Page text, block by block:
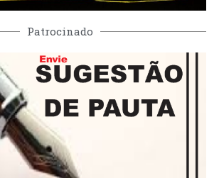
Patrocinado